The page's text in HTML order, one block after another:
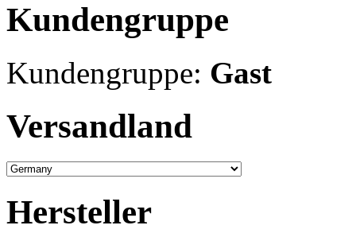
Kundengruppe
Kundengruppe: Gast
Versandland
Hersteller